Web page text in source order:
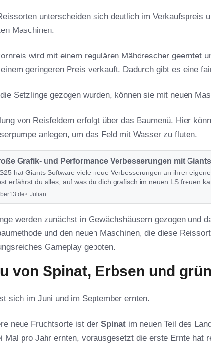
unterscheiden sich deutlich im Verkaufspreis
Maschinen.
wird mit einem regulären Mähdrescher geerntet
geringeren Preis verkauft. Dadurch gibt es eine
Setzlinge gezogen wurden, können sie mit neuen
von Reisfeldern erfolgt über das Baumenü. Hier
anlegen, um das Feld mit Wasser zu fluten.
Grafik- und Performance Verbesserungen mit
hat Giants Software viele neue Verbesserungen an ihrer
erfährst du alles, auf was du dich grafisch im neuen LS freuen
Julian
werden zunächst in Gewächshäusern gezogen und
und den neuen Maschinen, die diese
Gameplay geboten.
von Spinat, Erbsen und
sich im Juni und im September ernten.
neue Fruchtsorte ist der Spinat im neuen Teil des
Mal pro Jahr ernten, vorausgesetzt die erste Ernte hat